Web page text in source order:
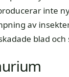
inte
av
blad och